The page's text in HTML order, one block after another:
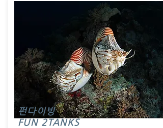
펀다이빙
FUN 2TANKS